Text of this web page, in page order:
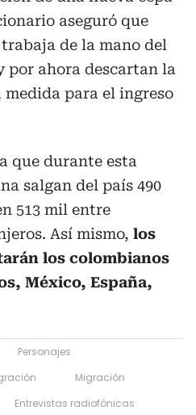
aseguró que
de la mano del
por ahora descartan la
para el ingreso
que durante esta
salgan del país 490
513 mil entre
Así mismo, los
los colombianos
México, España,
Personajes
Migración
Entrevistas radiofónicas